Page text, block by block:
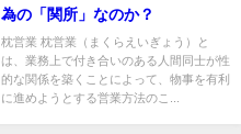
為の「関所」なのか？
枕営業 枕営業（まくらえいぎょう）と
は、業務上で付き合いのある人間同士が性
的な関係を築くことによって、物事を有利
に進めようとする営業方法のこ...